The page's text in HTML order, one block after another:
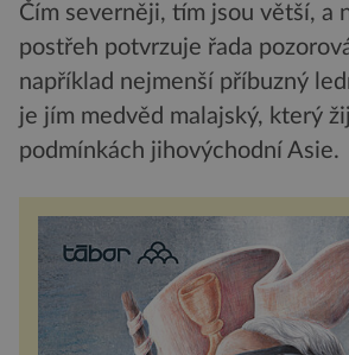
Čím severněji, tím jsou větší, a
postřeh potvrzuje řada
například nejmenší příbuzný
je jím medvěd malajský, který
podmínkách jihovýchodní Asie.